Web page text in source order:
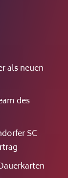
als neuen
des
SC